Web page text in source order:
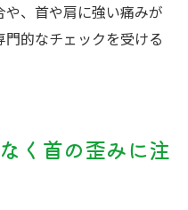
、首や肩に強い痛みが
的なチェックを受ける
く首の歪みに注